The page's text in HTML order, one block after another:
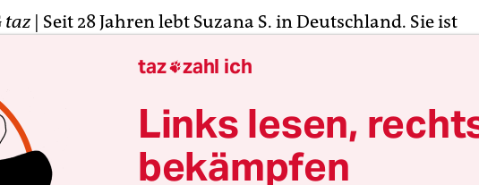
taz | Seit 28 Jahren lebt Suzana S. in Deutschland. Sie ist
Ibrahim, Leonora, Luan und Laura gehen in ihrer
zur Schule und haben hier ihre Freunde.
kleines Dorf im Kreis Meppen. S. hat die gleichen
die Mütter der anderen Schulkinder, hat es ebenso
taz zahl ich
Links lesen,
bekämpfen